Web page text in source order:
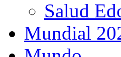
Salud
Mundial